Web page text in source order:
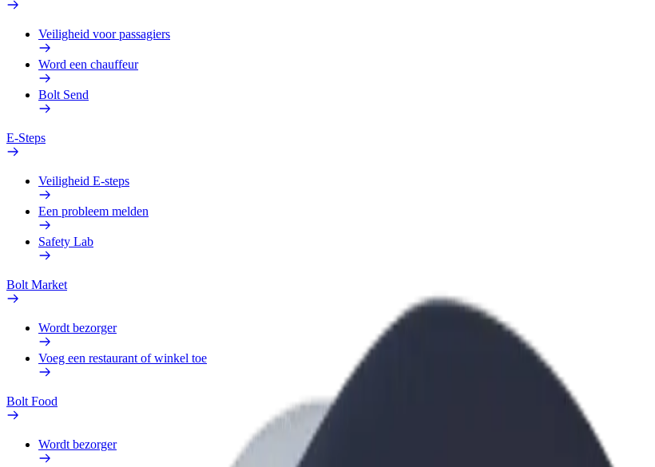
Veiligheid voor passagiers
Word een chauffeur
Bolt Send
E-Steps
Veiligheid E-steps
Een probleem melden
Safety Lab
Bolt Market
Wordt bezorger
Voeg een restaurant of winkel toe
Bolt Food
Wordt bezorger